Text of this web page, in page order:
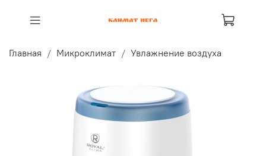
Главная Микроклимат Увлажнение воздуха